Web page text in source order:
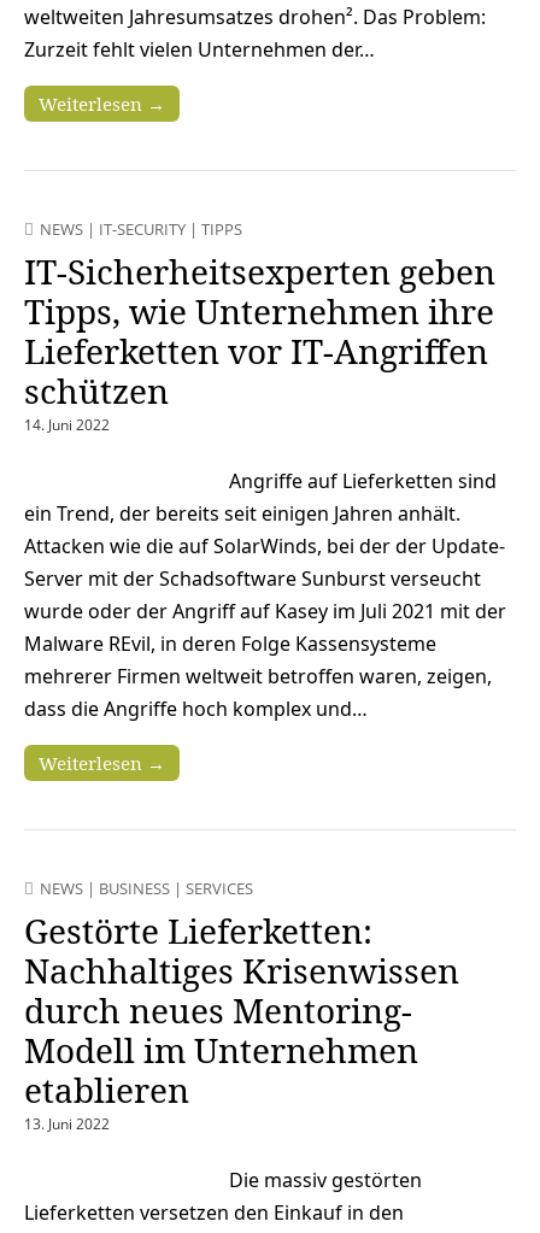
weltweiten Jahresumsatzes drohen². Das Problem:
Zurzeit fehlt vielen Unternehmen der…
Weiterlesen →
NEWS | IT-SECURITY | TIPPS
IT-Sicherheitsexperten geben
Tipps, wie Unternehmen ihre
Lieferketten vor IT-Angriffen
schützen
14. Juni 2022
Angriffe auf Lieferketten sind
ein Trend, der bereits seit einigen Jahren anhält.
Attacken wie die auf SolarWinds, bei der der Update-
Server mit der Schadsoftware Sunburst verseucht
wurde oder der Angriff auf Kasey im Juli 2021 mit der
Malware REvil, in deren Folge Kassensysteme
mehrerer Firmen weltweit betroffen waren, zeigen,
dass die Angriffe hoch komplex und…
Weiterlesen →
NEWS | BUSINESS | SERVICES
Gestörte Lieferketten:
Nachhaltiges Krisenwissen
durch neues Mentoring-
Modell im Unternehmen
etablieren
13. Juni 2022
Die massiv gestörten
Lieferketten versetzen den Einkauf in den